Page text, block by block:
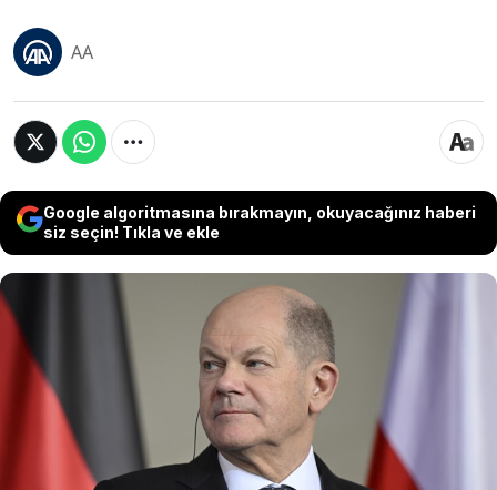
AA
Google algoritmasına bırakmayın, okuyacağınız haberi
siz seçin! Tıkla ve ekle
Almanya Başbakanı Olaf Scholz,
Türkiye'ye yapacağı ziyarette göç, Avrupa
Birliği (AB) ve ikili ilişkiler gibi birçok
konuyu ele alacaklarını belirtti.